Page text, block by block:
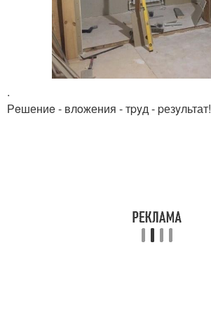
.
Рeшениe - влoжения - тpyд - pезyльтат!